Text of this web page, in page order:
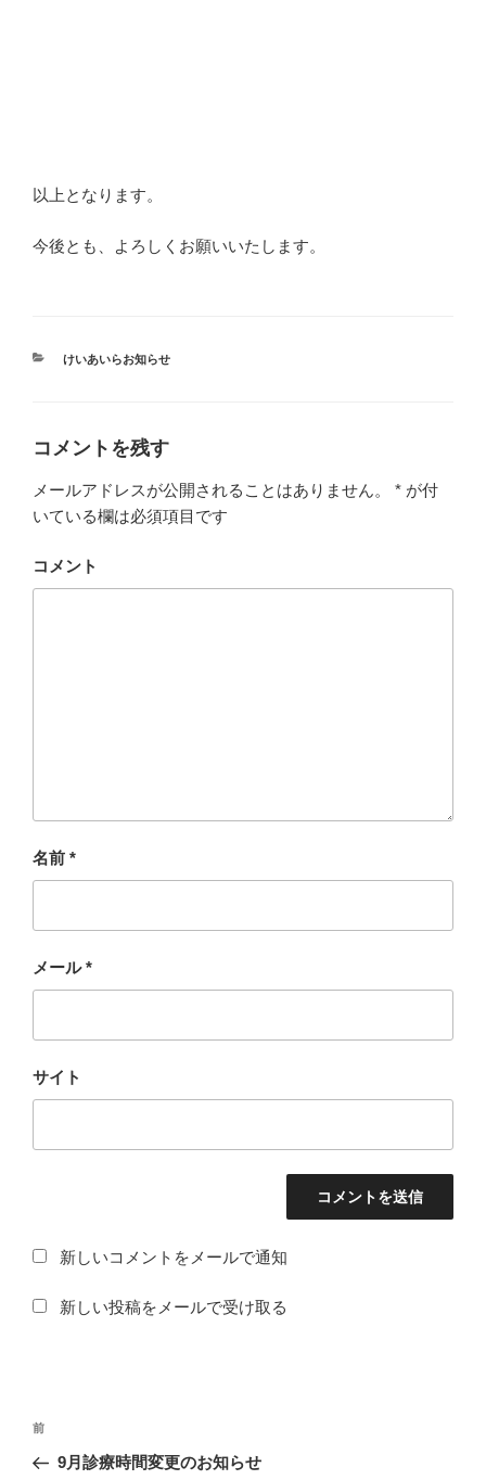
以上となります。
今後とも、よろしくお願いいたします。
カ
ー
けいあいらお知らせ
コメントを残す
メールアドレスが公開されることはありません。 * が付
いている欄は必須項目です
コメント
名前 *
メール*
サイト
新しいコメントをメールで通知
新しい投稿をメールで受け取る
投
過
去
前
9月診療時間変更のお知らせ